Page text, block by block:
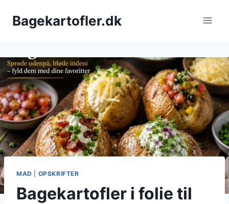
Bagekartofler.dk
MAD OPSKRIFTER
Bagekartofler i folie til